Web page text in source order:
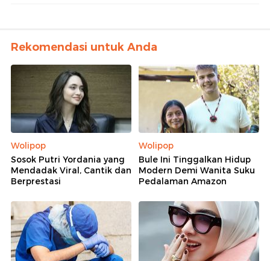
Rekomendasi untuk Anda
Wolipop
Sosok Putri Yordania yang
Mendadak Viral, Cantik dan
Berprestasi
Wolipop
Bule Ini Tinggalkan Hidup
Modern Demi Wanita Suku
Pedalaman Amazon